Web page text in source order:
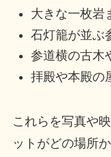
大きな一枚岩
石灯籠が並ぶ
参道横の古木
拝殿や本殿の
これらを写真や
ットがどの場所